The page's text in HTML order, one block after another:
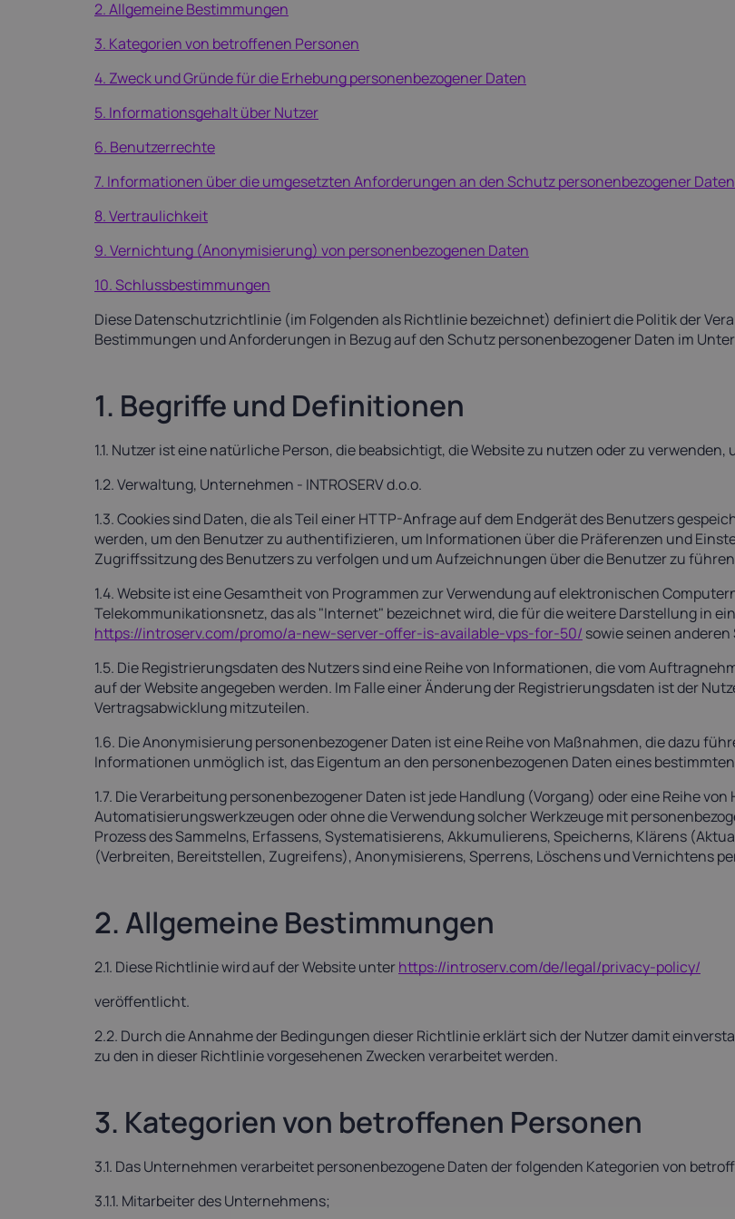
2. Allgemeine Bestimmungen
3. Kategorien von betroffenen Personen
4. Zweck und Gründe für die Erhebung personenbezogener Daten
5. Informationsgehalt über Nutzer
6. Benutzerrechte
7. Informationen über die umgesetzten Anforderungen an den Schutz personenbezogener Daten
8. Vertraulichkeit
9. Vernichtung (Anonymisierung) von personenbezogenen Daten
10. Schlussbestimmungen
Diese Datenschutzrichtlinie (im Folgenden als Richtlinie bezeichnet) definiert die Politik der
Bestimmungen und Anforderungen in Bezug auf den Schutz personenbezogener Daten im
1. Begriffe und Definitionen
1.1. Nutzer ist eine natürliche Person, die beabsichtigt, die Website zu nutzen oder zu
1.2. Verwaltung, Unternehmen - INTROSERV d.o.o.
1.3. Cookies sind Daten, die als Teil einer HTTP-Anfrage auf dem Endgerät des Benutzers
werden, um den Benutzer zu authentifizieren, um Informationen über die Präferenzen und
Zugriffssitzung des Benutzers zu verfolgen und um Aufzeichnungen über die Benutzer zu
1.4. Website ist eine Gesamtheit von Programmen zur Verwendung auf elektronischen
Telekommunikationsnetz, das als "Internet" bezeichnet wird, die für die weitere Darstellung in
https://introserv.com/promo/a-new-server-offer-is-available-vps-for-50/ sowie seinen
1.5. Die Registrierungsdaten des Nutzers sind eine Reihe von Informationen, die vom
auf der Website angegeben werden. Im Falle einer Änderung der Registrierungsdaten ist der
Vertragsabwicklung mitzuteilen.
1.6. Die Anonymisierung personenbezogener Daten ist eine Reihe von Maßnahmen, die dazu
Informationen unmöglich ist, das Eigentum an den personenbezogenen Daten eines
1.7. Die Verarbeitung personenbezogener Daten ist jede Handlung (Vorgang) oder eine Reihe
Automatisierungswerkzeugen oder ohne die Verwendung solcher Werkzeuge mit
Prozess des Sammelns, Erfassens, Systematisierens, Akkumulierens, Speicherns, Klärens
(Verbreiten, Bereitstellen, Zugreifens), Anonymisierens, Sperrens, Löschens und Vernichtens
2. Allgemeine Bestimmungen
2.1. Diese Richtlinie wird auf der Website unterhttps://introserv.com/de/legal/privacy-policy/
veröffentlicht.
2.2. Durch die Annahme der Bedingungen dieser Richtlinie erklärt sich der Nutzer damit
zu den in dieser Richtlinie vorgesehenen Zwecken verarbeitet werden.
3. Kategorien von betroffenen Personen
3.1. Das Unternehmen verarbeitet personenbezogene Daten der folgenden Kategorien von
3.1.1. Mitarbeiter des Unternehmens;
Latvia
Lithuania
Netherlands
Poland
Portugal
Slovakia
22%
21%